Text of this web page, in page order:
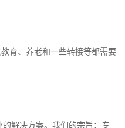
育、养老和一些转接等都需要
解决方案。我们的宗旨：专